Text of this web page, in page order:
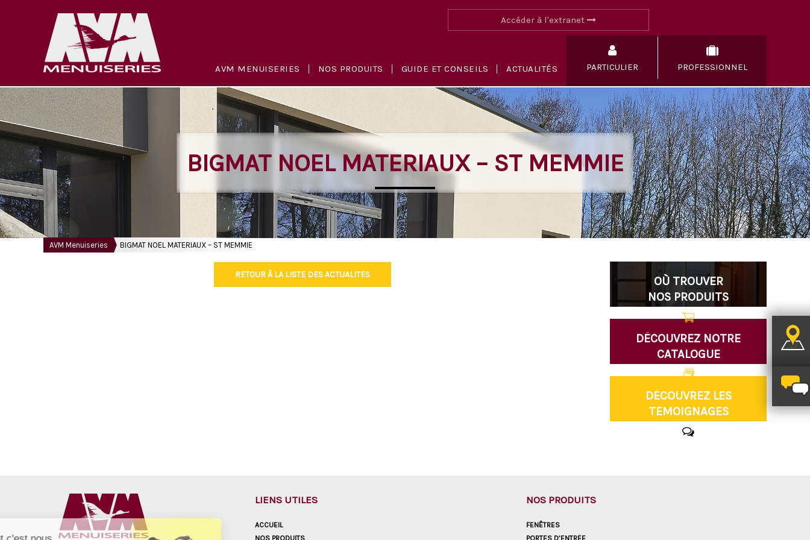
Accéder à l'extranet
AVM MENUISERIES NOS PRODUITS GUIDE ET CONSEILS ACTUALITÉS PARTICULIER PROFESSIONNEL
BIGMAT NOEL MATERIAUX – ST MEMMIE
AVM Menuiseries BIGMAT NOEL MATERIAUX – ST MEMMIE
RETOUR À LA LISTE DES ACTUALITÉS
OÙ TROUVER
NOS PRODUITS
DÉCOUVREZ NOTRE
CATALOGUE
DÉCOUVREZ LES
TÉMOIGNAGES
LIENS UTILES
ACCUEIL
NOS PRODUITS
NOS PRODUITS
FENÊTRES
PORTES D’ENTRÉE